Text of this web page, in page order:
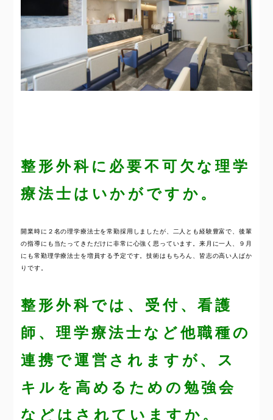
整形外科に必要不可欠な理学
療法士はいかがですか。
開業時に２名の理学療法士を常勤採用しましたが、二人とも経験豊富で、後輩
の指導にも当たってきただけに非常に心強く思っています。来月に一人、９月
にも常勤理学療法士を増員する予定です。技術はもちろん、皆志の高い人ばか
りです。
整形外科では、受付、看護
師、理学療法士など他職種の
連携で運営されますが、ス
キルを高めるための勉強会
などはされていますか。